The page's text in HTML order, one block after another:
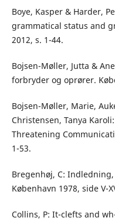
Boye, Kasper & Harder,
grammatical status and
2012, s. 1-44.
Bojsen-Møller, Jutta &
forbryder og oprører.
Bojsen-Møller, Marie,
Christensen, Tanya
Threatening
1-53.
Bregenhøj, C:
København 1978, side V-
Collins, P: It-clefts and